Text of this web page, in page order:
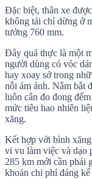
Đặc biệt, thân xe
không tải chỉ dừng ở
tưởng 760 mm.
Đây quả thực là một
người dùng có vóc
hay xoay sở trong
nỗi ám ảnh. Nắm bắt
luôn cân đo đong
mức tiêu hao nhiên
xăng.
Kết hợp với bình
vi vu làm việc và dạo
285 km mới cần phải
khoản chi phí đáng